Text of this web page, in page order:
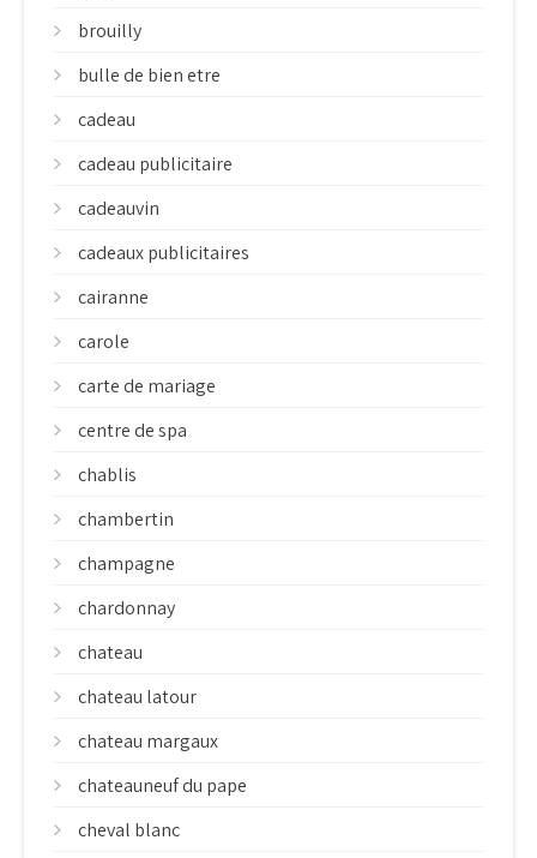
brouilly
bulle de bien etre
cadeau
cadeau publicitaire
cadeauvin
cadeaux publicitaires
cairanne
carole
carte de mariage
centre de spa
chablis
chambertin
champagne
chardonnay
chateau
chateau latour
chateau margaux
chateauneuf du pape
cheval blanc